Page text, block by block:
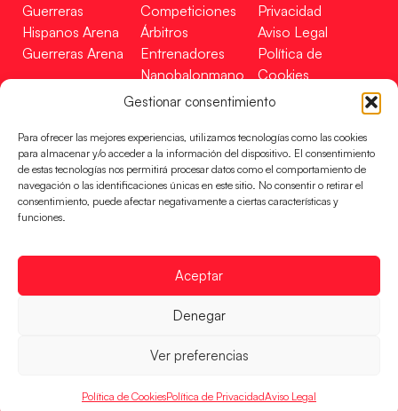
Gestionar consentimiento
Para ofrecer las mejores experiencias, utilizamos tecnologías como las cookies
para almacenar y/o acceder a la información del dispositivo. El consentimiento
de estas tecnologías nos permitirá procesar datos como el comportamiento de
navegación o las identificaciones únicas en este sitio. No consentir o retirar el
consentimiento, puede afectar negativamente a ciertas características y
funciones.
Aceptar
Denegar
Ver preferencias
Política de CookiesPolítica de PrivacidadAviso Legal
Guerreras
Hispanos Arena
Guerreras Arena
Competiciones
Árbitros
Entrenadores
Nanobalonmano
Tienda
Privacidad
Aviso Legal
Política de
Cookies
Mapa Web
Incidencias
CONTACTO
EN
FINANCIADO
RFEBM © 2024. Todos los derechos reservados –
Desarrollado por